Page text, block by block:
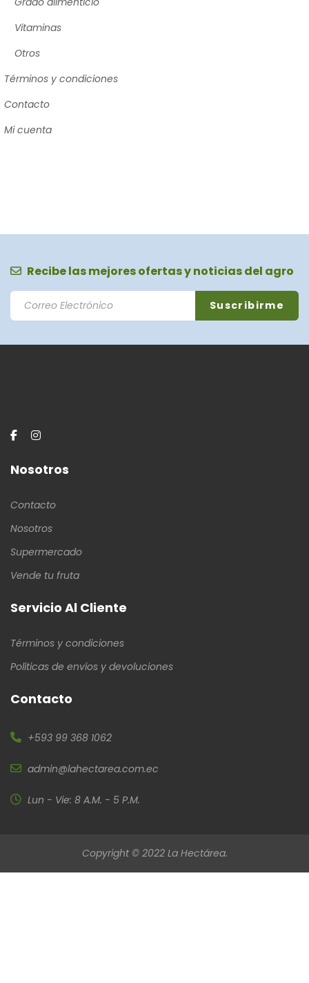
Vitaminas
Otros
Términos y condiciones
Contacto
Mi cuenta
Recibe las mejores ofertas y noticias del agro
Nosotros
Contacto
Nosotros
Supermercado
Vende tu fruta
Servicio Al Cliente
Términos y condiciones
Políticas de envíos y devoluciones
Contacto
+593 99 368 1062
admin@lahectarea.com.ec
Lun - Vie: 8 A.M. - 5 P.M.
Copyright © 2022 La Hectárea.